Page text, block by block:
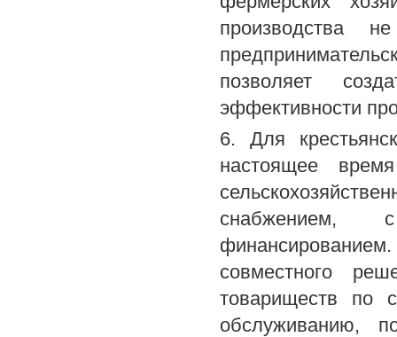
производства
позволяет
эффективности
6. Для
настоящее
снабжением,
совместного
товариществ по
обслуживанию,